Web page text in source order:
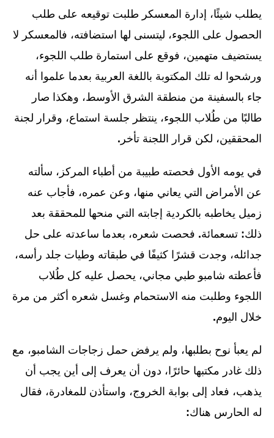
يطلب شيئًا، إدارة المعسكر طلبت توقيعه على طلب
الحصول على اللجوء، ليتسنى لها استضافته، فالمعسكر لا
يستضيف متهمين، فوقع على استمارة طلب اللجوء،
ورشحوا له تلك المكتوبة باللغة العربية بعدما علموا أنه
جاء بالسفينة من منطقة الشرق الأوسط، وهكذا صار
طالبًا من طُلاب اللجوء، ينتظر جلسة استماع، وقرار لجنة
المحققين، لكن قرار اللجنة تأخر .
في يومه الأول فحصته طبيبة من أطباء المركز، سألته
عن الأمراض التي يعاني منها، وعن عمره، فأجاب عنه
زميل يخاطبه بالكردية إجابته التي منحها للمحققة بعد
ذلك: تسعمائة. فحصت شعره، بعدما ساعدته على حل
جدائله، وجدت قشرًا كثيفًا في طبقاته وطيات جلد رأسه،
فأعطته شامبو طبي مجاني، يحصل عليه كل طُلاب
اللجوء وطلبت منه الاستحمام وغسل شعره أكثر من مرة
خلال اليوم.
لم يعبأ نوح بطلبها، ولم يرفض حمل زجاجات الشامبو، مع
ذلك غادر مكتبها حائرًا، دون أن يعرف إلى أين يجب أن
يذهب، فعاد إلى بوابة الخروج، واستأذن للمغادرة، فقال
له الحارس هناك: